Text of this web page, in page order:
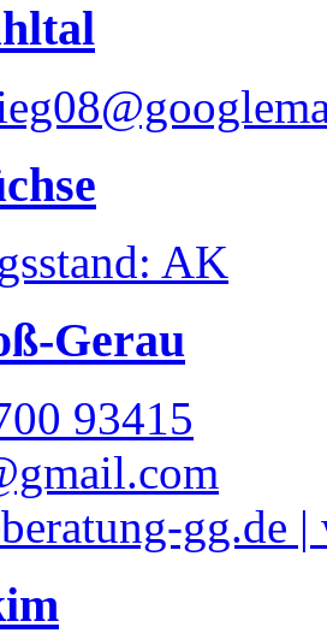
AK
Gerau
93415
gg.de